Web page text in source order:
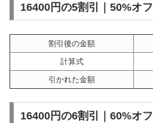
16400円の5割引｜50%オフ
割引後の金額
計算式
引かれた金額
16400円の6割引｜60%オフ